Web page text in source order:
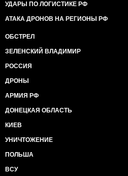
УДАРЫ ПО ЛОГИСТИКЕ РФ
АТАКА ДРОНОВ НА РЕГИОНЫ РФ
ОБСТРЕЛ
ЗЕЛЕНСКИЙ ВЛАДИМИР
РОССИЯ
ДРОНЫ
АРМИЯ РФ
ДОНЕЦКАЯ ОБЛАСТЬ
КИЕВ
УНИЧТОЖЕНИЕ
ПОЛЬША
ВСУ